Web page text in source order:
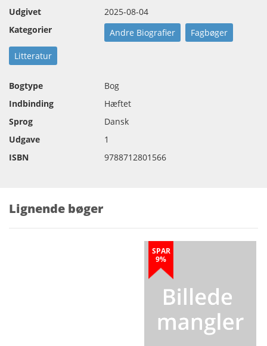
Udgivet
2025-08-04
Kategorier
Andre Biografier Fagbøger
Litteratur
Bogtype
Bog
Indbinding
Hæftet
Sprog
Dansk
Udgave
1
ISBN
9788712801566
Lignende bøger
SPAR
9%